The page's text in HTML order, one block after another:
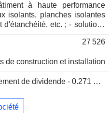
à haute performance
isolants, planches isolantes
etc. ; - solutions
en énergie, de gestion des
données et aux bâtiments
Amériques (22,3%) et
27 526
de construction et installation
de dividende - 0.271 EUR